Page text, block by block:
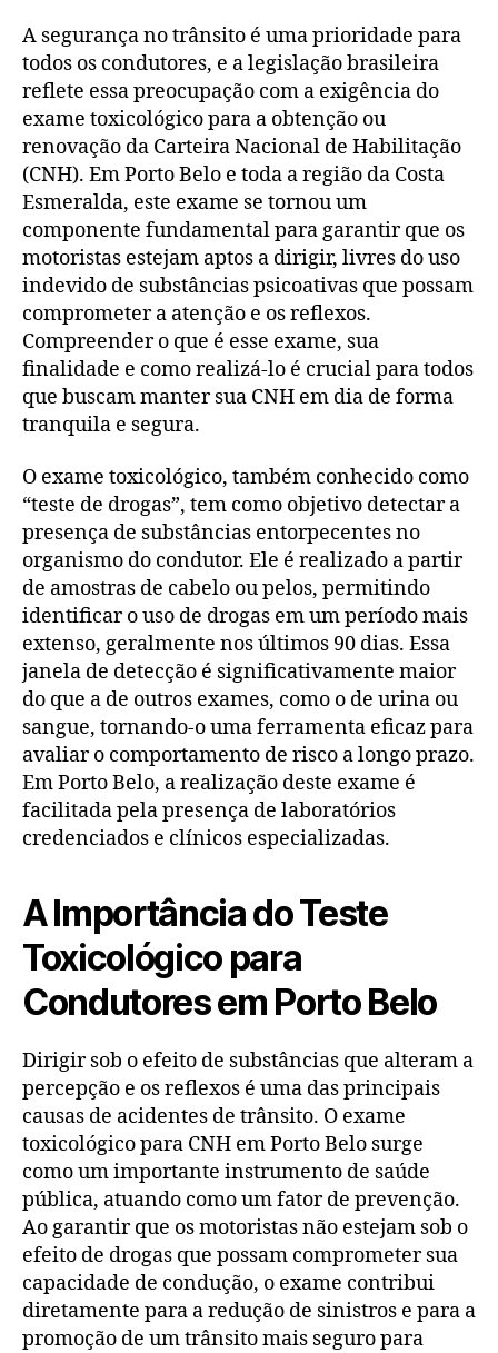
A segurança no trânsito é uma prioridade para
todos os condutores, e a legislação brasileira
reflete essa preocupação com a exigência do
exame toxicológico para a obtenção ou
renovação da Carteira Nacional de Habilitação
(CNH). Em Porto Belo e toda a região da Costa
Esmeralda, este exame se tornou um
componente fundamental para garantir que os
motoristas estejam aptos a dirigir, livres do uso
indevido de substâncias psicoativas que possam
comprometer a atenção e os reflexos.
Compreender o que é esse exame, sua
finalidade e como realizá-lo é crucial para todos
que buscam manter sua CNH em dia de forma
tranquila e segura.
O exame toxicológico, também conhecido como
“teste de drogas”, tem como objetivo detectar a
presença de substâncias entorpecentes no
organismo do condutor. Ele é realizado a partir
de amostras de cabelo ou pelos, permitindo
identificar o uso de drogas em um período mais
extenso, geralmente nos últimos 90 dias. Essa
janela de detecção é significativamente maior
do que a de outros exames, como o de urina ou
sangue, tornando-o uma ferramenta eficaz para
avaliar o comportamento de risco a longo prazo.
Em Porto Belo, a realização deste exame é
facilitada pela presença de laboratórios
credenciados e clínicos especializadas.
A Importância do Teste
Toxicológico para
Condutores em Porto Belo
Dirigir sob o efeito de substâncias que alteram a
percepção e os reflexos é uma das principais
causas de acidentes de trânsito. O exame
toxicológico para CNH em Porto Belo surge
como um importante instrumento de saúde
pública, atuando como um fator de prevenção.
Ao garantir que os motoristas não estejam sob o
efeito de drogas que possam comprometer sua
capacidade de condução, o exame contribui
diretamente para a redução de sinistros e para a
promoção de um trânsito mais seguro para